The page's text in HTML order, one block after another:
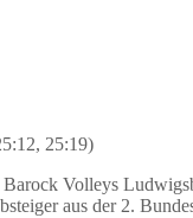
25:19)
Volleys
aus der 2.